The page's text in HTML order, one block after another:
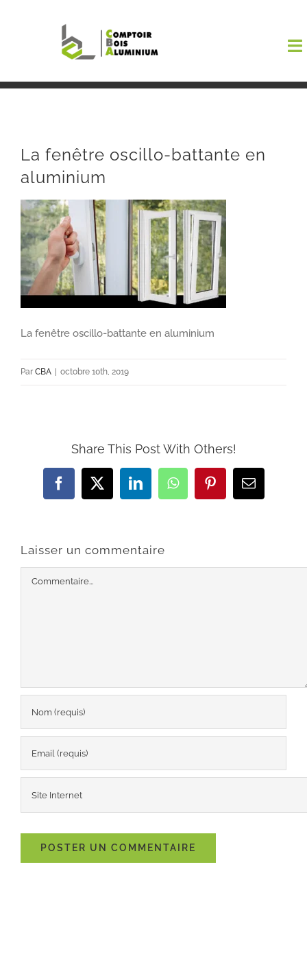
La fenêtre oscillo-battante en
aluminium
La fenêtre oscillo-battante en aluminium
Par CBA | octobre 10th, 2019
Share This Post With Others!
Facebook
X LinkedInWhatsAppPinterestEmail
Laisser un commentaire
Commentaire